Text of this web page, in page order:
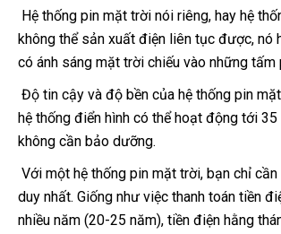
Hệ thống pin mặt trời nói riêng, hay hệ
không thể sản xuất điện liên tục được, nó
có ánh sáng mặt trời chiếu vào những tấm
Độ tin cậy và độ bền của hệ thống pin
hệ thống điển hình có thể hoạt động tới 35
không cần bảo dưỡng.
Với một hệ thống pin mặt trời, bạn chỉ
duy nhất. Giống như việc thanh toán tiền
nhiều năm (20-25 năm), tiền điện hằng